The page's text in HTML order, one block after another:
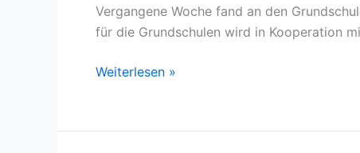
Vergangene Woche fand an den
für die Grundschulen wird in Kooperation
Weiterlesen »